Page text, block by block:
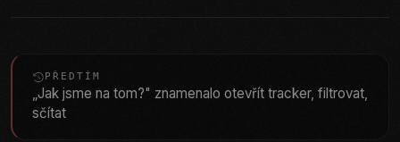
PŘEDTÍM
„Jak jsme na tom?" znamenalo otevřít tracker, filtrovat,
sčítat